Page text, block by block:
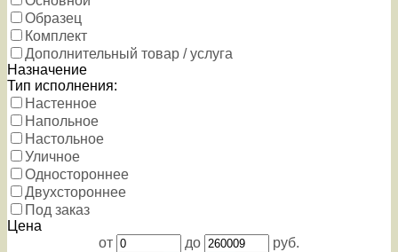
Образец
Комплект
Дополнительный товар / услуга
Назначение
Тип исполнения:
Настенное
Напольное
Настольное
Уличное
Одностороннее
Двухстороннее
Под заказ
Цена
от
до
руб.